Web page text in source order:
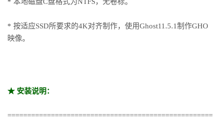
* 按适应SSD所要求的4K对齐制作，使用Ghost11.5.1制作GHO
映像。
★ 安装说明：
====================================================